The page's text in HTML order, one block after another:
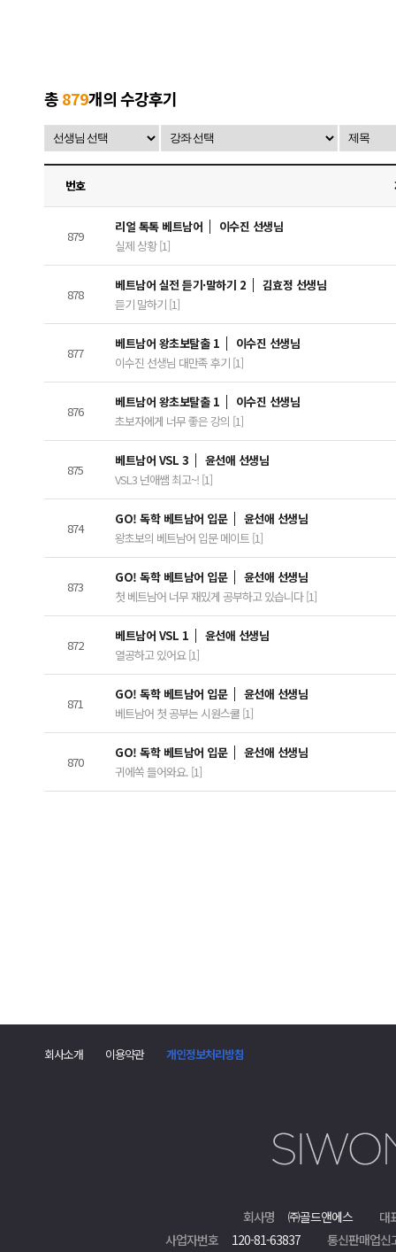
총879개의 수강후기
번호
879
리얼 톡톡 베트남어
이수진 선생님
실제 상황 [1]
878
베트남어 실전 듣기·말하기 2
김효정 선생님
듣기 말하기 [1]
877
베트남어 왕초보탈출 1
이수진 선생님
이수진 선생님 대만족 후기 [1]
876
베트남어 왕초보탈출 1
이수진 선생님
초보자에게 너무 좋은 강의 [1]
875
베트남어 VSL 3
윤선애 선생님
VSL3 넌애쌤 최고~! [1]
874
GO! 독학 베트남어 입문
윤선애 선생님
왕초보의 베트남어 입문 메이트 [1]
873
GO! 독학 베트남어 입문
윤선애 선생님
첫 베트남어 너무 재밌게 공부하고 있습니다 [1]
872
베트남어 VSL 1
윤선애 선생님
열공하고 있어요 [1]
871
GO! 독학 베트남어 입문
윤선애 선생님
베트남어 첫 공부는 시원스쿨 [1]
870
GO! 독학 베트남어 입문
윤선애 선생님
귀에쏙 들어와요. [1]
회사소개 이용약관 개인정보처리방침
회사명 ㈜골드앤에스
대
사업자번호
120-81-63837
통신판매업신